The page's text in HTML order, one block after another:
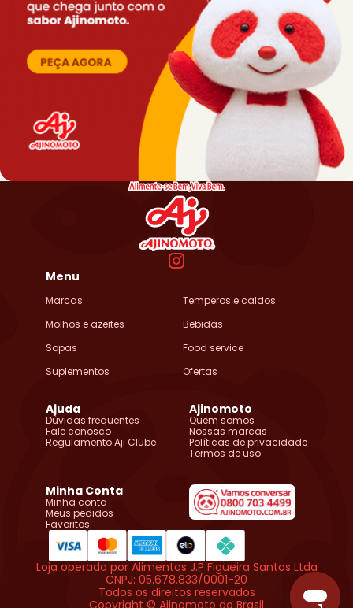
Menu
Marcas
Temperos e caldos
Molhos e azeites
Bebidas
Sopas
Food service
Suplementos
Ofertas
Ajuda
Dúvidas frequentes
Fale conosco
Regulamento Aji Clube
Ajinomoto
Quem somos
Nossas marcas
Políticas de privacidade
Termos de uso
Minha Conta
Minha conta
Meus pedidos
Favoritos
Loja operada por Alimentos J.P Figueira Santos Ltda
CNPJ: 05.678.833/0001-20
Todos os direitos reservados
Copyright © Ajinomoto do Brasil